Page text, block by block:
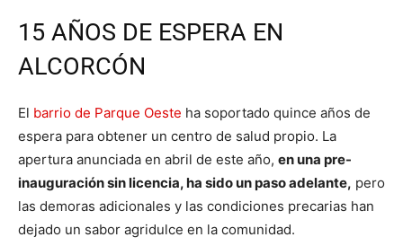
15 AÑOS DE ESPERA EN
ALCORCÓN
El barrio de Parque Oeste ha soportado quince años de
espera para obtener un centro de salud propio. La
apertura anunciada en abril de este año, en una pre-
inauguración sin licencia, ha sido un paso adelante, pero
las demoras adicionales y las condiciones precarias han
dejado un sabor agridulce en la comunidad.